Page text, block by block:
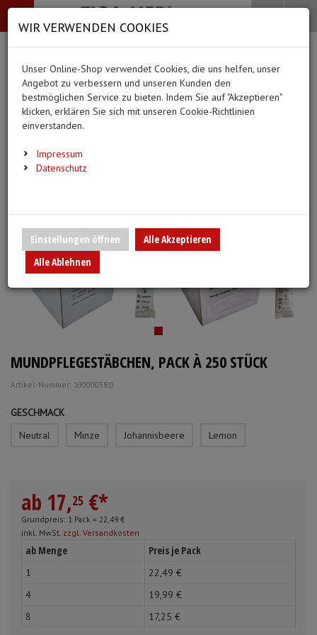
-->
Bekleidung
Alle Kategorien
BEKLEIDUNG
Überschuhe
Hauben
Ärmelschoner
Medizinische Hilfsmittel
Alle Kategorien
MEDIZINISCHE
Ergebnisse)
Urinbeutel/Beinbeutel
Pflege & Alltag
Alle Kategorien
PFLEGE & ALLTAG (66 Ergebnisse)
Alle anzeigen
Waschhandschuhe
Medikation
Warm- und Kaltkompressen
Urinflaschen & Zubehör
Mundpflege & Mundhygiene
Unterlagen und Abdeckungen
Alle Kategorien
DIAGNOSTIK &
EKG-Elektroden &
Fieberthermometer
Anmelden
Ihr Warenkorb ist momentan leer.
Ergebnisse () Fertig
Menü Search
MUNDPFLEGESTÄBCHEN, PACK À 250 STÜCK
Artikel-Nummer: 10000058;0
GESCHMACK
Neutral
Minze Johannisbeere Lemon
ab 17,25 €*
Grundpreis: 1 Pack = 22,49 €
inkl. MwSt. zzgl. Versandkosten
ab Menge Preis je Pack
1 22,49 €
4
19,99 €
8
17,25 €
WIR VERWENDEN COOKIES
Unser Online-Shop verwendet Cookies, die uns helfen, unser
Angebot zu verbessern und unseren Kunden den
bestmöglichen Service zu bieten. Indem Sie auf "Akzeptieren"
klicken, erklären Sie sich mit unseren Cookie-Richtlinien
einverstanden.
Impressum
Datenschutz
Einstellungen öffnen
Alle Akzeptieren
Alle Ablehnen